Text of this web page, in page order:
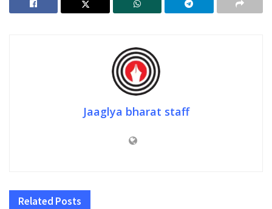
Jaaglya bharat staff
Related Posts